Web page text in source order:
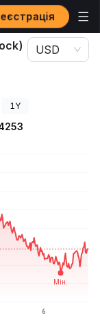
Stock) ABBVON
USD
1Y